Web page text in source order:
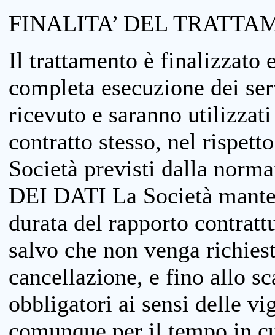
FINALITA’ DEL
Il trattamento è finalizzato
completa esecuzione dei
ricevuto e saranno
contratto stesso, nel
Società previsti dalla
DEI DATI La Società
durata del rapporto
salvo che non venga
cancellazione, e fino allo
obbligatori ai sensi delle